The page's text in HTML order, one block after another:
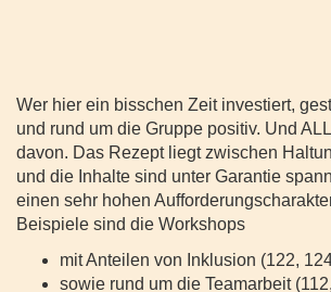
Wer hier ein bisschen Zeit investiert,
und rund um die Gruppe positiv. Und
davon. Das Rezept liegt zwischen
und die Inhalte sind unter Garantie
einen sehr hohen
Beispiele sind die Workshops
mit Anteilen von Inklusion (122,
sowie rund um die Teamarbeit